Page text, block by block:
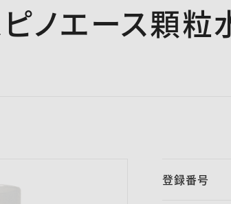
ノエース顆粒
登録番号